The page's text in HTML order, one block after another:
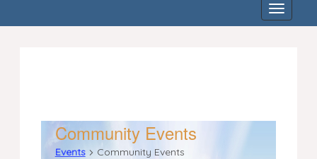
Community Events
Events Community Events